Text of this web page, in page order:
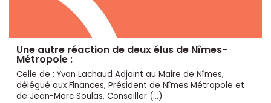
Une autre réaction de deux élus de Nîmes-
Métropole :
Celle de : Yvan Lachaud Adjoint au Maire de Nîmes,
délégué aux Finances, Président de Nîmes Métropole et
de Jean-Marc Soulas, Conseiller (…)